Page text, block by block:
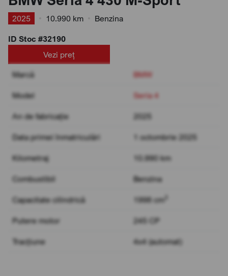
2025 10.990 km
Benzina
ID Stoc #32190
Vezi preț
Marcă
BMW
Model Seria 4
An de fabricație 2025
Data primei înmatriculări 1 octombrie 2025
Kilometraj 10.990 km
Combustibil Benzina
Capacitate cilindrică 1998 cm
Putere motor 245 CP
Tracțiune 4x4 (automat)